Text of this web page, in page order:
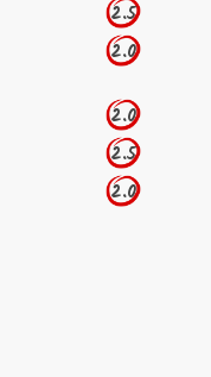
2.5
2.0
2.0
2.5
2.0